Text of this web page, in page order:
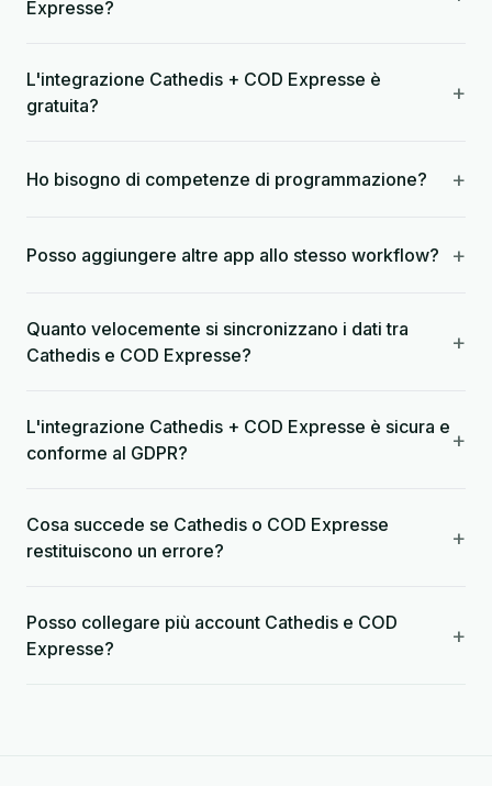
Expresse?
L'integrazione Cathedis + COD Expresse è
gratuita?
+
Ho bisogno di competenze di programmazione? +
Posso aggiungere altre app allo stesso workflow? +
Quanto velocemente si sincronizzano i dati tra
Cathedis e COD Expresse?
+
L'integrazione Cathedis + COD Expresse è sicura e
conforme al GDPR?
+
Cosa succede se Cathedis o COD Expresse
restituiscono un errore?
+
Posso collegare più account Cathedis e COD
Expresse?
+